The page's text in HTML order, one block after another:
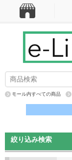
モール内すべての商品
絞り込み検索